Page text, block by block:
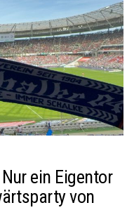
ein Eigentor
von